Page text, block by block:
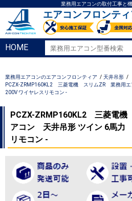
業務用エアコンの取付工事と
エアコンフロンテ
HOME
業務用エアコンのエアコンフロンティア
天井吊形
PCZX-ZRMP160KL2 三菱電機 スリムZR 業務用
200V ワイヤレスリモコン -
PCZX-ZRMP160KL2 三菱電
アコン 天井吊形 ツイン 6馬力
リモコン -